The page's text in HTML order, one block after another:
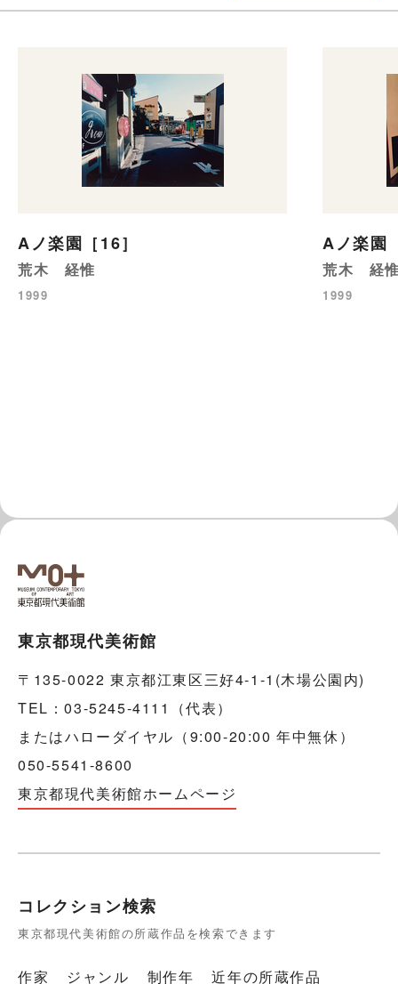
Aノ楽園［16］
荒木 経惟
1999
Aノ楽園
荒木 経
1999
東京都現代美術館
〒135-0022 東京都江東区三好4-1-1(木場公園内)
TEL：03-5245-4111（代表）
またはハローダイヤル（9:00-20:00 年中無休）
050-5541-8600
東京都現代美術館ホームページ
コレクション検索
東京都現代美術館の所蔵作品を検索できます
作家 ジャンル 制作年 近年の所蔵作品